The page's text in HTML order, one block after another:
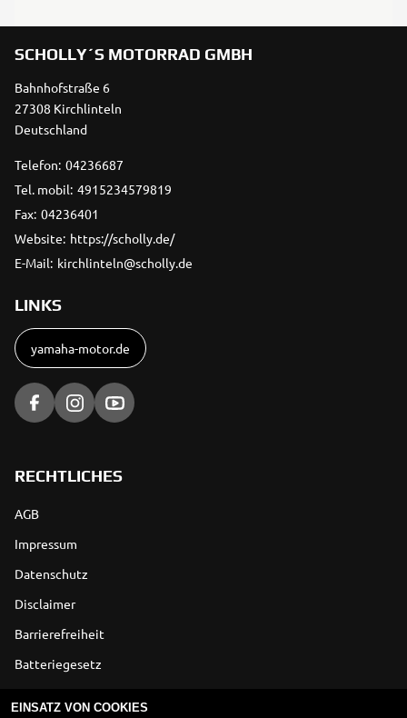
SCHOLLY´S MOTORRAD GMBH
Bahnhofstraße 6
27308 Kirchlinteln
Deutschland
Telefon: 04236687
Tel. mobil: 4915234579819
Fax: 04236401
Website: https://scholly.de/
E-Mail: kirchlinteln@scholly.de
LINKS
yamaha-motor.de
RECHTLICHES
AGB
Impressum
Datenschutz
Disclaimer
Barrierefreiheit
Batteriegesetz
EINSATZ VON COOKIES